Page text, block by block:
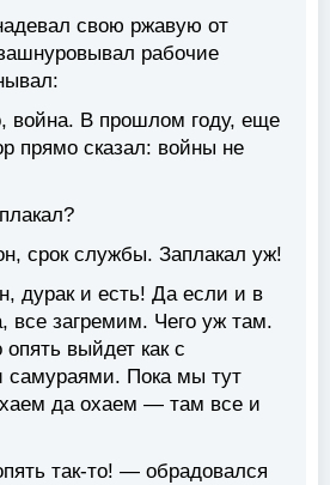
свою ржавую от
рабочие
война. В прошлом году, еще
прямо сказал: войны не
срок службы. Заплакал уж!
дурак и есть! Да если и в
все загремим. Чего уж там.
выйдет как с
Пока мы тут
да охаем — там все и
так-то! — обрадовался